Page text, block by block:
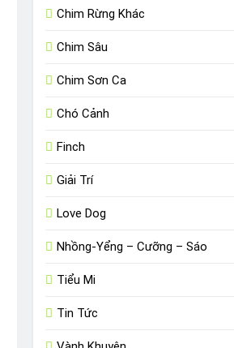
Chim Rừng Khác
Chim Sâu
Chim Sơn Ca
Chó Cảnh
Finch
Giải Trí
Love Dog
Nhồng-Yểng – Cưỡng – Sáo
Tiểu Mi
Tin Tức